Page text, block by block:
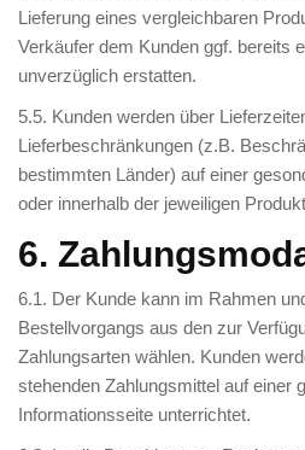
Lieferung eines vergleichbaren
Verkäufer dem Kunden ggf. bereits
unverzüglich erstatten.
5.5. Kunden werden über
Lieferbeschränkungen (z.B.
bestimmten Länder) auf einer
oder innerhalb der jeweiligen
6.
6.1. Der Kunde kann im Rahmen
Bestellvorgangs aus den zur
Zahlungsarten wählen. Kunden
stehenden Zahlungsmittel auf einer
Informationsseite unterrichtet.